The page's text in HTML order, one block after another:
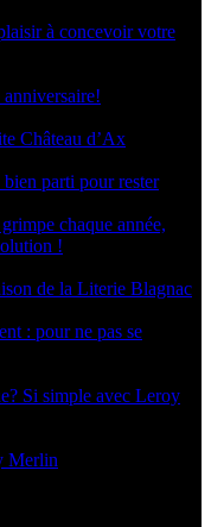
à concevoir votre
Château d’Ax
parti pour rester
chaque année,
!
de la Literie Blagnac
: pour ne pas se
Si simple avec Leroy
Merlin